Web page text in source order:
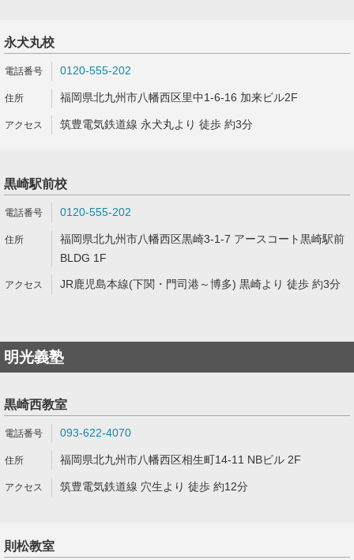
永犬丸校
0120-555-202
福岡県北九州市八幡西区里中1-6-16 加来ビル2F
筑豊電気鉄道線 永犬丸より 徒歩 約3分
黒崎駅前校
0120-555-202
福岡県北九州市八幡西区黒崎3-1-7 アースコート黒崎駅前
BLDG 1F
JR鹿児島本線(下関・門司港～博多) 黒崎より 徒歩 約3分
明光義塾
黒崎西教室
093-622-4070
福岡県北九州市八幡西区相生町14-11 NBビル 2F
筑豊電気鉄道線 穴生より 徒歩 約12分
則松教室